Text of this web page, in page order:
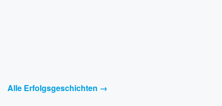
Alle Erfolgsgeschichten →